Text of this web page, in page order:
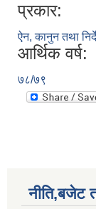
प्रकार:
ऐन, कानुन तथा
आर्थिक वर्ष:
७८/७९
नीति,बजेट